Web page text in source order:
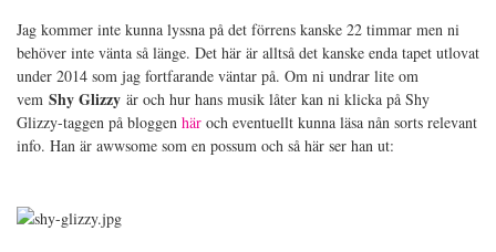
Jag kommer inte kunna lyssna på det förrens kanske 22 timmar men ni
behöver inte vänta så länge. Det här är alltså det kanske enda tapet utlovat
under 2014 som jag fortfarande väntar på. Om ni undrar lite om
vem Shy Glizzy är och hur hans musik låter kan ni klicka på Shy
Glizzy-taggen på bloggen här och eventuellt kunna läsa nån sorts relevant
info. Han är awwsome som en possum och så här ser han ut: